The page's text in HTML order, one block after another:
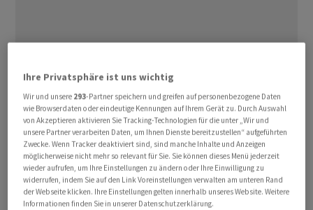
Auch müsse sich zeigen, wie sich die Zweit- und
Drittrundeneffekte der China-Probleme insbesondere
auf die Anleihen- und Aktienmärkte in Europa
auswirken werden, ergänzt ein Händler. Dass der
hochverschuldete chinesische Immobilienentwickler
Evergrande in den USA einen Antrag auf
Ihre Privatsphäre ist uns wichtig
Wir und unsere 293-Partner speichern und greifen auf personenbezogene Daten
wie Browserdaten oder eindeutige Kennungen auf Ihrem Gerät zu. Durch Auswahl
von Akzeptieren aktivieren Sie Tracking-Technologien für die unter „Wir und
unsere Partner verarbeiten Daten, um Ihnen Dienste bereitzustellen“ aufgeführten
Zwecke. Wenn Tracker deaktiviert sind, sind manche Inhalte und Anzeigen
möglicherweise nicht mehr so relevant für Sie. Sie können dieses Menü jederzeit
wieder aufrufen, um Ihre Einstellungen zu ändern oder Ihre Einwilligung zu
widerrufen, indem Sie auf den Link Voreinstellungen verwalten am unteren Rand
der Webseite klicken. Ihre Einstellungen gelten innerhalb unseres Website. Weitere
Informationen finden Sie in unserer Datenschutzerklärung.